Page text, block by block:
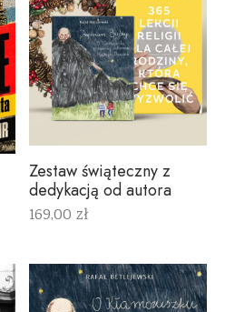
Zestaw świąteczny z
dedykacją od autora
169,00 zł